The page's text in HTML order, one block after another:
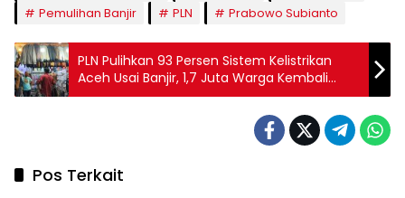
Pemulihan Banjir
PLN Prabowo Subianto
PLN Pulihkan 93 Persen Sistem Kelistrikan
Aceh Usai Banjir, 1,7 Juta Warga Kembali
Teraliri Listrik
Pos Terkait